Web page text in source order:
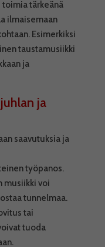
toimia tärkeänä
ilmaisemaan
Esimerkiksi
taustamusiikki
ja
ja
saavutuksia ja
työpanos.
musiikki voi
tunnelmaa.
tai
tuoda